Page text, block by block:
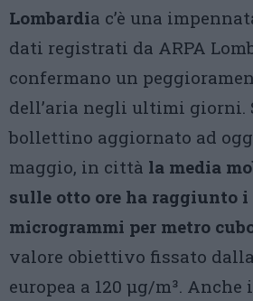
Lombardia c’è una
dati registrati da ARPA
confermano un
dell’aria negli ultimi giorni.
bollettino aggiornato ad
maggio, in città la media
sulle otto ore ha raggiunto i
microgrammi per metro
valore obiettivo fissato
europea a 120 µg/m³.